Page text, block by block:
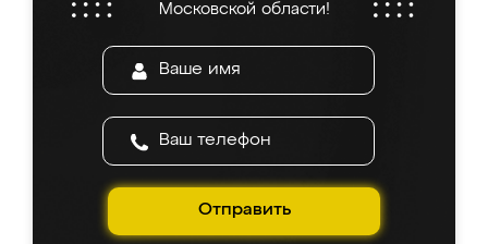
Московской области!
Отправить